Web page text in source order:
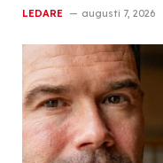
LEDARE augusti 7, 2026